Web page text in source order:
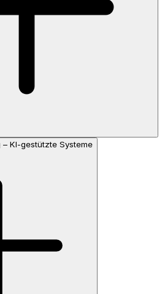
KI‑gestützte Systeme